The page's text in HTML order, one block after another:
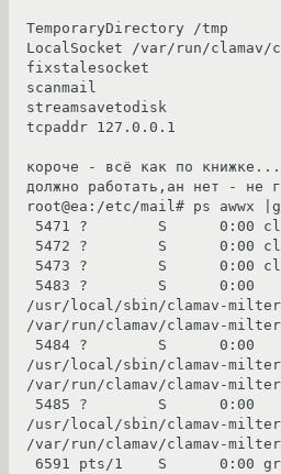
TemporaryDirectory /tmp
LocalSocket /var/run/clamav/
fixstalesocket
scanmail
streamsavetodisk
tcpaddr 127.0.0.1
короче - всё как по
должно работать,ан нет - не
root@ea:/etc/mail# ps awwx
/usr/local/sbin/clamav-
/var/run/clamav/clamav-
/usr/local/sbin/clamav-
/var/run/clamav/clamav-
/usr/local/sbin/clamav-
/var/run/clamav/clamav-